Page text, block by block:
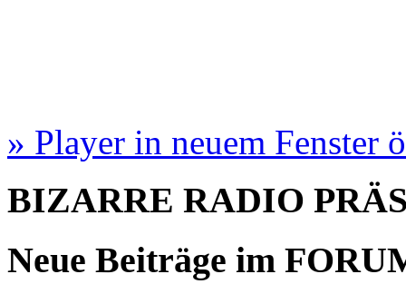
» Player in neuem Fenster
BIZARRE RADIO
Neue Beiträge im